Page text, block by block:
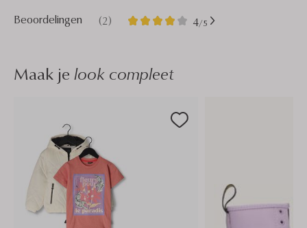
Beoordelingen (2) 4/5
2
4
Maak je look compleet